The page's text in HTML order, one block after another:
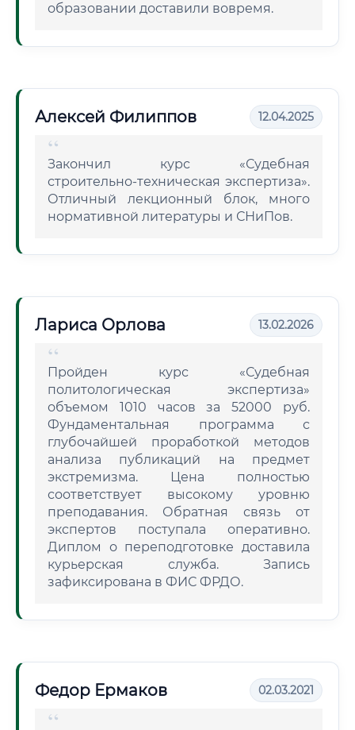
образовании доставили вовремя.
Алексей Филиппов 12.04.2025
Закончил курс «Судебная
строительно-техническая экспертиза».
Отличный лекционный блок, много
нормативной литературы и СНиПов.
Лариса Орлова 13.02.2026
Пройден курс «Судебная
политологическая экспертиза»
объемом 1010 часов за 52000 руб.
Фундаментальная программа с
глубочайшей проработкой методов
анализа публикаций на предмет
экстремизма. Цена полностью
соответствует высокому уровню
преподавания. Обратная связь от
экспертов поступала оперативно.
Диплом о переподготовке доставила
курьерская служба. Запись
зафиксирована в ФИС ФРДО.
Федор Ермаков 02.03.2021